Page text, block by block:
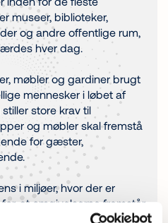
museer, biblioteker,
og andre offentlige rum,
hver dag.
møbler og gardiner brugt
mennesker i løbet af
store krav til
og møbler skal fremstå
for gæster,
i miljøer, hvor der er
at omgivelserne fremstår
den daglige drift.